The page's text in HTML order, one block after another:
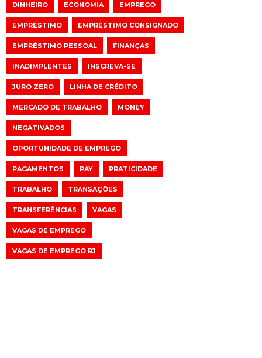
DINHEIRO ECONOMIA EMPREGO
EMPRÉSTIMO EMPRÉSTIMO CONSIGNADO
EMPRÉSTIMO PESSOAL FINANÇAS
INADIMPLENTES INSCREVA-SE
JURO ZERO LINHA DE CRÉDITO
MERCADO DE TRABALHO MONEY
NEGATIVADOS
OPORTUNIDADE DE EMPREGO
PAGAMENTOS PAY PRATICIDADE
TRABALHO TRANSAÇÕES
TRANSFERÊNCIAS VAGAS
VAGAS DE EMPREGO
VAGAS DE EMPREGO RJ